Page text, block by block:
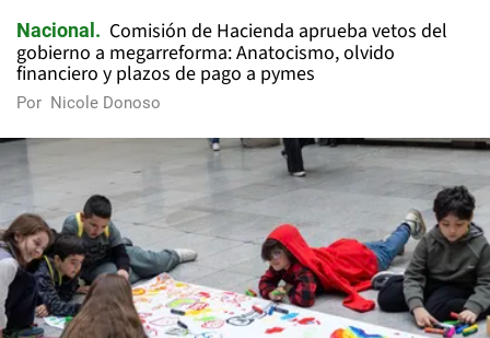
Nacional
Comisión de Hacienda aprueba vetos del
gobierno a megarreforma: Anatocismo, olvido
financiero y plazos de pago a pymes
Por Nicole Donoso